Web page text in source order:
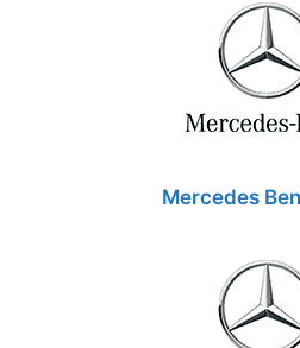
Mercedes